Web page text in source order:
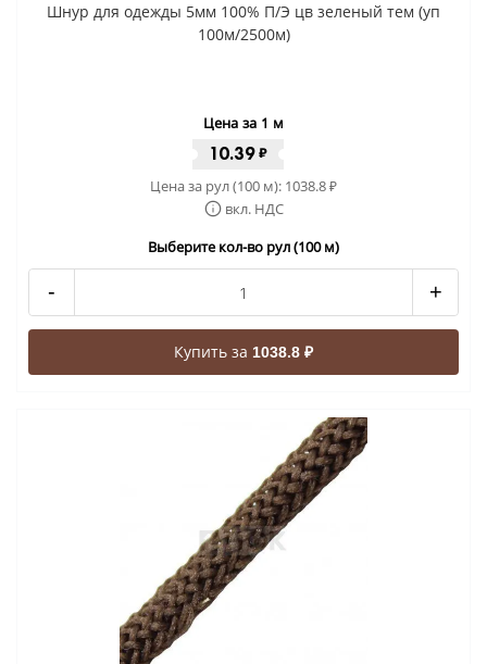
Шнур для одежды 5мм 100% П/Э цв зеленый тем (уп
100м/2500м)
Цена за 1 м
10.39₽
Цена за рул (100 м): 1038.8₽
вкл. НДС
Выберите кол-во рул (100 м)
- +
Купить за 1038.8 ₽